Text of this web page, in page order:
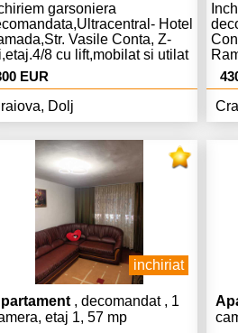
garsoniera
Hotel
Vasile Conta, Z-
8 cu lift,mobilat si utilat
,modern,Centrala
libera,pret.300 Euro
si 300 Euro
EUR
Dolj
inchiriat
, decomandat , 1
etaj 1, 57 mp